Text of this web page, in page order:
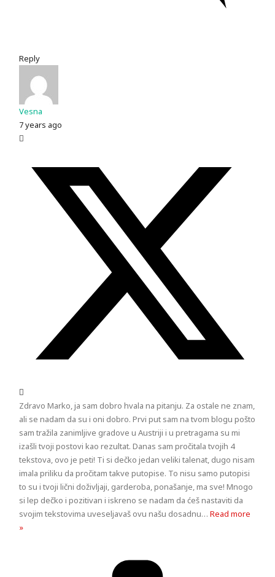
Reply
Vesna
7 years ago
Zdravo Marko, ja sam dobro hvala na pitanju. Za ostale ne znam,
ali se nadam da su i oni dobro. Prvi put sam na tvom blogu pošto
sam tražila zanimljive gradove u Austriji i u pretragama su mi
izašli tvoji postovi kao rezultat. Danas sam pročitala tvojih 4
tekstova, ovo je peti! Ti si dečko jedan veliki talenat, dugo nisam
imala priliku da pročitam takve putopise. To nisu samo putopisi
to su i tvoji lični doživljaji, garderoba, ponašanje, ma sve! Mnogo
si lep dečko i pozitivan i iskreno se nadam da ćeš nastaviti da
svojim tekstovima uveseljavaš ovu našu dosadnu…Read more
»